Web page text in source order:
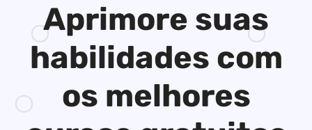
Aprimore suas
habilidades com
os melhores